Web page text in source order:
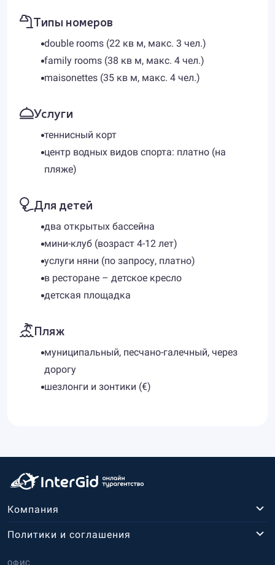
Типы номеров
double rooms (22 кв м, макс. 3 чел.)
family rooms (38 кв м, макс. 4 чел.)
maisonettes (35 кв м, макс. 4 чел.)
Услуги
теннисный корт
центр водных видов спорта: платно (на
пляже)
Для детей
два открытых бассейна
мини-клуб (возраст 4-12 лет)
услуги няни (по запросу, платно)
в ресторане – детское кресло
детская площадка
Пляж
муниципальный, песчано-галечный, через
дорогу
шезлонги и зонтики (€)
Компания
ОФИС
Политики и соглашения